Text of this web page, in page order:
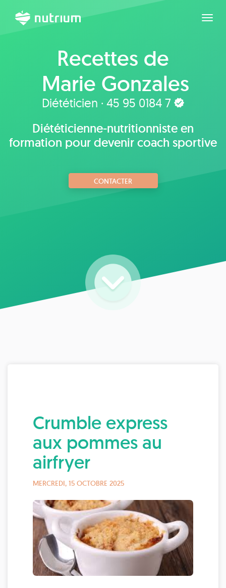
Recettes de
Marie Gonzales
Diététicien · 45 95 0184 7
Diététicienne-nutritionniste en
formation pour devenir coach sportive
CONTACTER
Crumble express
aux pommes au
airfryer
MERCREDI, 15 OCTOBRE 2025